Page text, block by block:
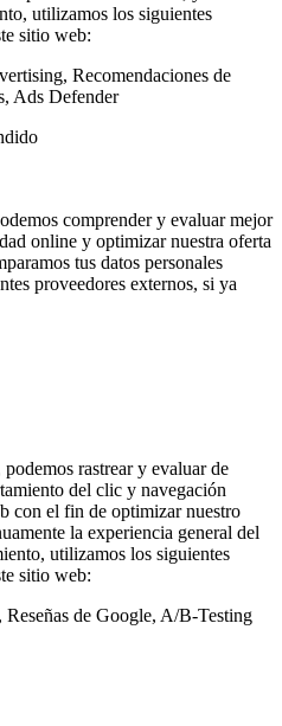
utilizamos los siguientes
sitio web:
Recomendaciones de
Ads Defender
comprender y evaluar mejor
online y optimizar nuestra oferta
tus datos personales
proveedores externos, si ya
rastrear y evaluar de
del clic y navegación
con el fin de optimizar nuestro
la experiencia general del
utilizamos los siguientes
sitio web:
de Google, A/B-Testing